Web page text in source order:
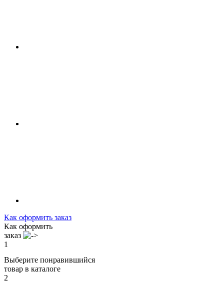
Как оформить заказ
Как оформить
заказ
1
Выберите понравившийся
товар в каталоге
2